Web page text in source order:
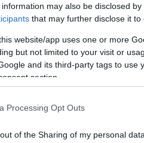
may also be disclosed
that may further disclose it to
website/app uses one or more
but not limited to your visit or
and its third-party tags to use
section.
Processing Opt Outs
of the Sharing of my personal data.